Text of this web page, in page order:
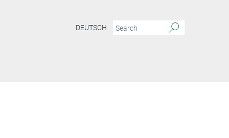
DEUTSCH